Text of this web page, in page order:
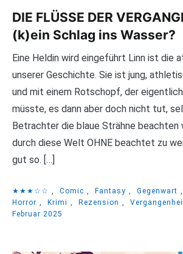
DIE FLÜSSE DER
(k)ein Schlag ins Wasser?
Eine Heldin wird eingeführt Linn ist die
unserer Geschichte. Sie ist jung,
und mit einem Rotschopf, der
müsste, es dann aber doch nicht tut,
Betrachter die blaue Strähne beachten
durch diese Welt OHNE beachtet zu
gut so. […]
★★★☆☆ , Comic , Fantasy , Gegenwart ,
Horror , Krimi , Rezension ,
Februar 2025